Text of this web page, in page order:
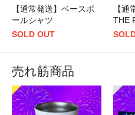
【通常発送】ベースボ
ールシャツ
SOLD OUT
【通
THE
売れ筋商品